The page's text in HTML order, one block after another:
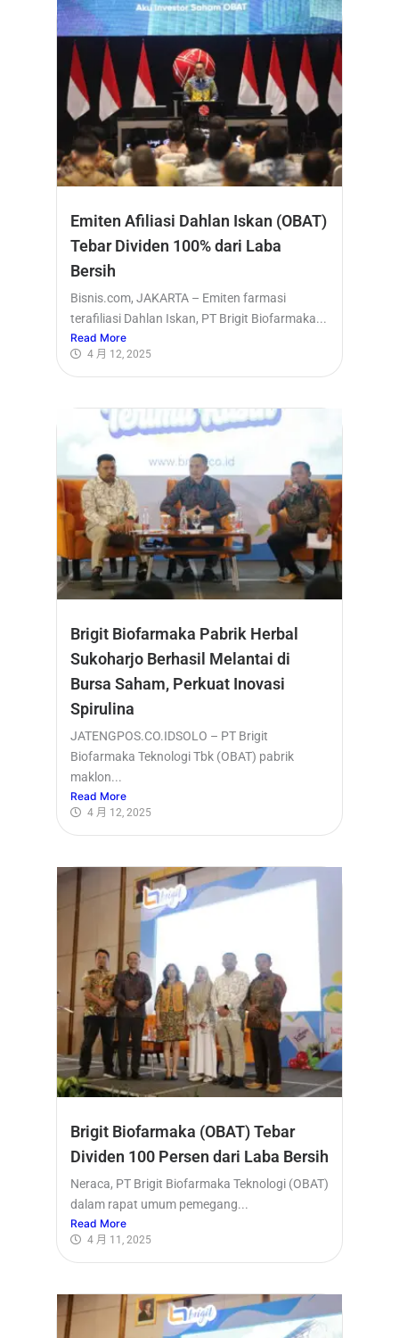
Emiten Afiliasi Dahlan Iskan (OBAT)
Tebar Dividen 100% dari Laba
Bersih
Bisnis.com, JAKARTA – Emiten farmasi
terafiliasi Dahlan Iskan, PT Brigit Biofarmaka...
Read More
4 月 12, 2025
Brigit Biofarmaka Pabrik Herbal
Sukoharjo Berhasil Melantai di
Bursa Saham, Perkuat Inovasi
Spirulina
JATENGPOS.CO.IDSOLO – PT Brigit
Biofarmaka Teknologi Tbk (OBAT) pabrik
maklon...
Read More
4 月 12, 2025
Brigit Biofarmaka (OBAT) Tebar
Dividen 100 Persen dari Laba Bersih
Neraca, PT Brigit Biofarmaka Teknologi (OBAT)
dalam rapat umum pemegang...
Read More
4 月 11, 2025